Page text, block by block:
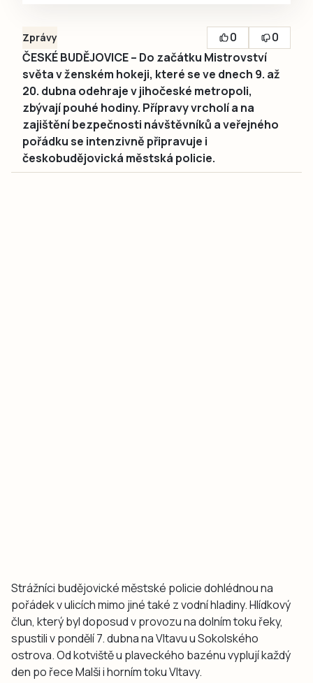
Zprávy 0
0
ČESKÉ BUDĚJOVICE – Do začátku Mistrovství
světa v ženském hokeji, které se ve dnech 9. až
20. dubna odehraje v jihočeské metropoli,
zbývají pouhé hodiny. Přípravy vrcholí a na
zajištění bezpečnosti návštěvníků a veřejného
pořádku se intenzivně připravuje i
českobudějovická městská policie.
Strážníci budějovické městské policie dohlédnou na
pořádek v ulicích mimo jiné také z vodní hladiny. Hlídkový
člun, který byl doposud v provozu na dolním toku řeky,
spustili v pondělí 7. dubna na Vltavu u Sokolského
ostrova. Od kotviště u plaveckého bazénu vyplují každý
den po řece Malši i horním toku Vltavy.